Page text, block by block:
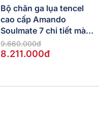
Bộ chăn ga lụa tencel
cao cấp Amando
Soulmate 7 chi tiết màu
kem
9.660.000đ
8.211.000đ